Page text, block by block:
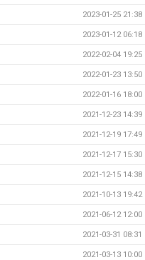
2023-01-25 21:38
2023-01-12 06:18
2022-02-04 19:25
2022-01-23 13:50
2022-01-16 18:00
2021-12-23 14:39
2021-12-19 17:49
2021-12-17 15:30
2021-12-15 14:38
2021-10-13 19:42
2021-06-12 12:00
2021-03-31 08:31
2021-03-13 10:00